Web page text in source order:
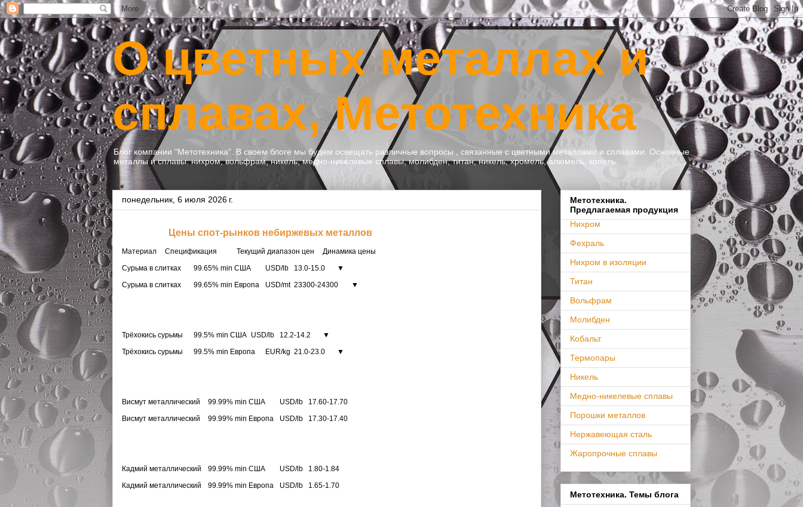
О цветных металлах и
сплавах, Метотехника
Блог компании "Метотехника". В своем блоге мы будем освещать различные вопросы , связанные с цветными металлами и сплавами. Основные
металлы и сплавы: нихром, вольфрам, никель, медно-никелевые сплавы, молибден, титан, никель, хромель, алюмель, копель.
понедельник, 6 июля 2026 г.
Цены спот-рынков небиржевых металлов
Материал Спецификация Текущий диапазон цен
Динамика цены
Сурьма в слитках
99.65% min США USD/lb 13.0-15.0
▼
Сурьма в слитках
99.65% min Европа USD/mt 23300-24300 ▼
Трёхокись сурьмы 99.5% min США USD/lb 12.2-14.2
▼
Трёхокись сурьмы
99.5% min Европа EUR/kg 21.0-23.0 ▼
Висмут металлический 99.99% min США USD/lb
17.60-17.70
Висмут металлический
99.99% min Европа USD/lb 17.30-17.40
Кадмий металлический 99.99% min США USD/lb
1.80-1.84
Кадмий металлический
99.99% min Европа USD/lb 1.65-1.70
Метотехника.
Предлагаемая продукция
Нихром
Фехраль
Нихром в изоляции
Титан
Вольфрам
Молибден
Кобальт
Термопары
Никель
Медно-никелевые сплавы
Порошки металлов
Нержавеющая сталь
Жаропрочные сплавы
Метотехника. Темы блога